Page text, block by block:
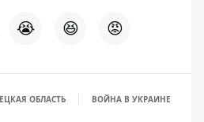
😭 😆 😡
ОБЛАСТЬ ВОЙНА В УКРАИНЕ